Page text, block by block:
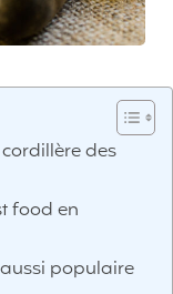
des
food en
aussi populaire